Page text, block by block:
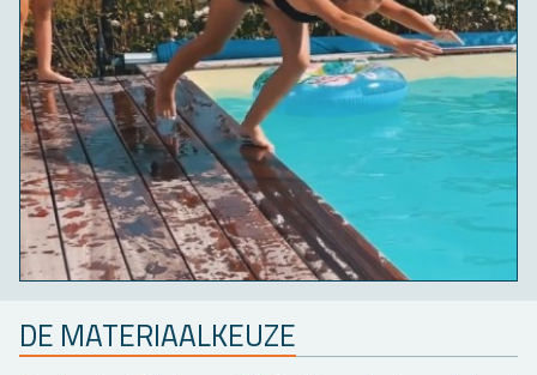
DE MA­TE­RI­AAL­KEU­ZE